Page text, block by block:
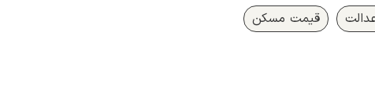
قیمت مسکن